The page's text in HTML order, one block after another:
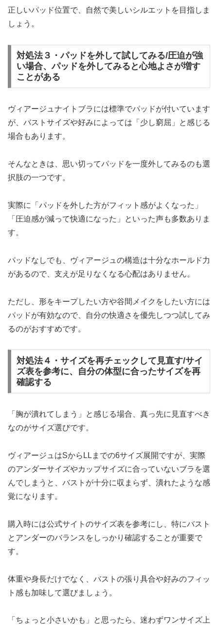
正しいパッド位置で、自然で美しいシルエットを目指しま
しょう。
対処法３・パッドを外して試してみる/圧迫が強
い場合、パッドを外してみると心地よさが増す
ことがある
ヴィアージュナイトブラには標準でパッドが付いています
が、バストサイズや好みによっては「少し窮屈」と感じる
場合もあります。
そんなときは、思い切ってパッドを一度外してみるのも選
択肢の一つです。
実際に「パッドを外した方がフィット感がよくなった」
「圧迫感が減って快適になった」といった声も多数ありま
す。
パッドなしでも、ヴィアージュの構造は十分なホールド力
があるので、支えが足りなくなる心配はありません。
ただし、形をキープしたい方や谷間メイクをしたい方には
パッドが有効なので、自分の快適さを優先しつつ試してみ
るのがおすすめです。
対処法４・サイズを再チェックして見直す/サイ
ズ表を参考に、自分の体型に合ったサイズを再
確認する
「胸が潰れてしまう」と感じる場合、真っ先に見直すべき
なのがサイズ選びです。
ヴィアージュはSからLLまでの6サイズ展開ですが、実際
のアンダーサイズやカップサイズに合っていないブラを選
んでしまうと、バストが十分に収まらず、潰れたような感
覚になります。
購入時には公式サイトのサイズ表を参考にし、特にバスト
とアンダーのバランスをしっかり確認することが重要で
す。
体重や身長だけでなく、バストの張り具合や好みのフィッ
ト感も加味して選びましょう。
「ちょっと小さいかも」と思ったら、迷わずワンサイズ上